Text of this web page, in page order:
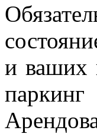
и ваших